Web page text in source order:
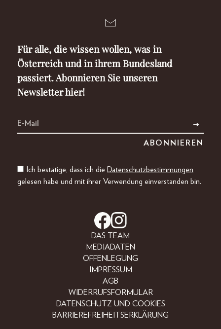
Für alle, die wissen wollen, was in
Österreich und in ihrem Bundesland
passiert. Abonnieren Sie unseren
Newsletter hier!
Ich bestätige, dass ich die Datenschutzbestimmungen
gelesen habe und mit ihrer Verwendung einverstanden bin.
DAS TEAM
MEDIADATEN
OFFENLEGUNG
IMPRESSUM
AGB
WIDERRUFSFORMULAR
DATENSCHUTZ UND COOKIES
BARRIEREFREIHEITSERKLÄRUNG